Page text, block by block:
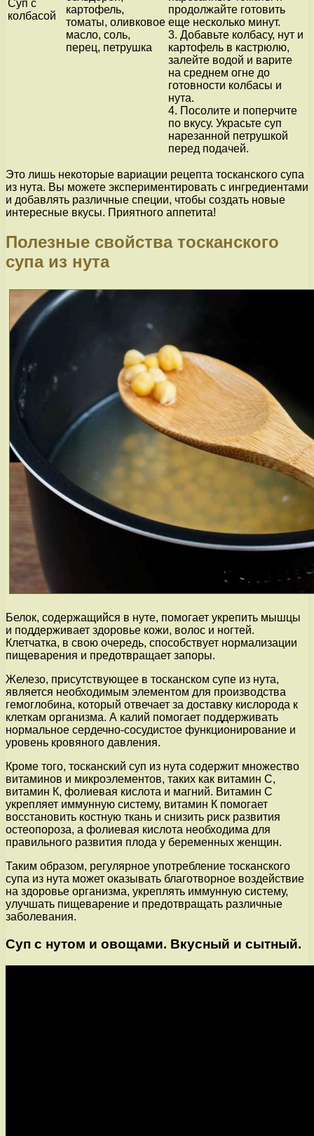
Суп с
колбасой
картофель,
томаты, оливковое
масло, соль,
перец, петрушка
продолжайте готовить
еще несколько минут.
3. Добавьте колбасу, нут и
картофель в кастрюлю,
залейте водой и варите
на среднем огне до
готовности колбасы и
нута.
4. Посолите и поперчите
по вкусу. Украсьте суп
нарезанной петрушкой
перед подачей.
Это лишь некоторые вариации рецепта тосканского супа
из нута. Вы можете экспериментировать с ингредиентами
и добавлять различные специи, чтобы создать новые
интересные вкусы. Приятного аппетита!
Полезные свойства тосканского
супа из нута
Белок, содержащийся в нуте, помогает укрепить мышцы
и поддерживает здоровье кожи, волос и ногтей.
Клетчатка, в свою очередь, способствует нормализации
пищеварения и предотвращает запоры.
Железо, присутствующее в тосканском супе из нута,
является необходимым элементом для производства
гемоглобина, который отвечает за доставку кислорода к
клеткам организма. А калий помогает поддерживать
нормальное сердечно-сосудистое функционирование и
уровень кровяного давления.
Кроме того, тосканский суп из нута содержит множество
витаминов и микроэлементов, таких как витамин С,
витамин К, фолиевая кислота и магний. Витамин С
укрепляет иммунную систему, витамин К помогает
восстановить костную ткань и снизить риск развития
остеопороза, а фолиевая кислота необходима для
правильного развития плода у беременных женщин.
Таким образом, регулярное употребление тосканского
супа из нута может оказывать благотворное воздействие
на здоровье организма, укреплять иммунную систему,
улучшать пищеварение и предотвращать различные
заболевания.
Суп с нутом и овощами. Вкусный и сытный.